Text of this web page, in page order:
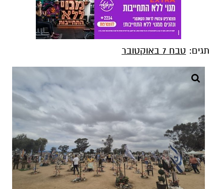
תגים: טבח 7 באוקטובר